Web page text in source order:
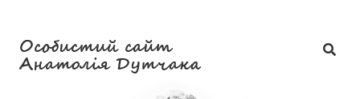
Особистий сайт
Анатолія Дутчака